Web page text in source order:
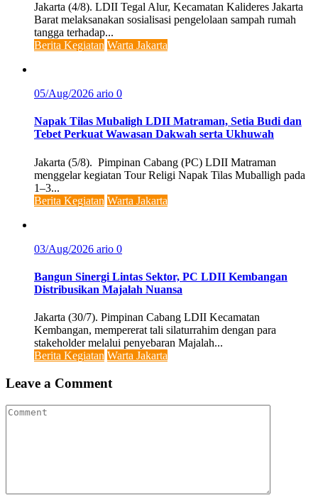
Jakarta (4/8). LDII Tegal Alur, Kecamatan Kalideres Jakarta
Barat melaksanakan sosialisasi pengelolaan sampah rumah
tangga terhadap...
Berita Kegiatan Warta Jakarta
05/Aug/2026 ario 0
Napak Tilas Mubaligh LDII Matraman, Setia Budi dan
Tebet Perkuat Wawasan Dakwah serta Ukhuwah
Jakarta (5/8). Pimpinan Cabang (PC) LDII Matraman
menggelar kegiatan Tour Religi Napak Tilas Muballigh pada
1–3...
Berita Kegiatan Warta Jakarta
03/Aug/2026 ario 0
Bangun Sinergi Lintas Sektor, PC LDII Kembangan
Distribusikan Majalah Nuansa
Jakarta (30/7). Pimpinan Cabang LDII Kecamatan
Kembangan, mempererat tali silaturrahim dengan para
stakeholder melalui penyebaran Majalah...
Berita Kegiatan Warta Jakarta
Leave a Comment